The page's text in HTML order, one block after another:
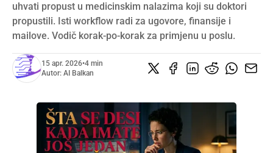
uhvati propust u medicinskim nalazima koji su doktori
propustili. Isti workflow radi za ugovore, finansije i
mailove. Vodič korak-po-korak za primjenu u poslu.
15 apr. 2026•4 min
Autor: AI Balkan